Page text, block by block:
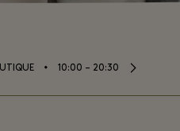
⬩ 10:00 – 20:30